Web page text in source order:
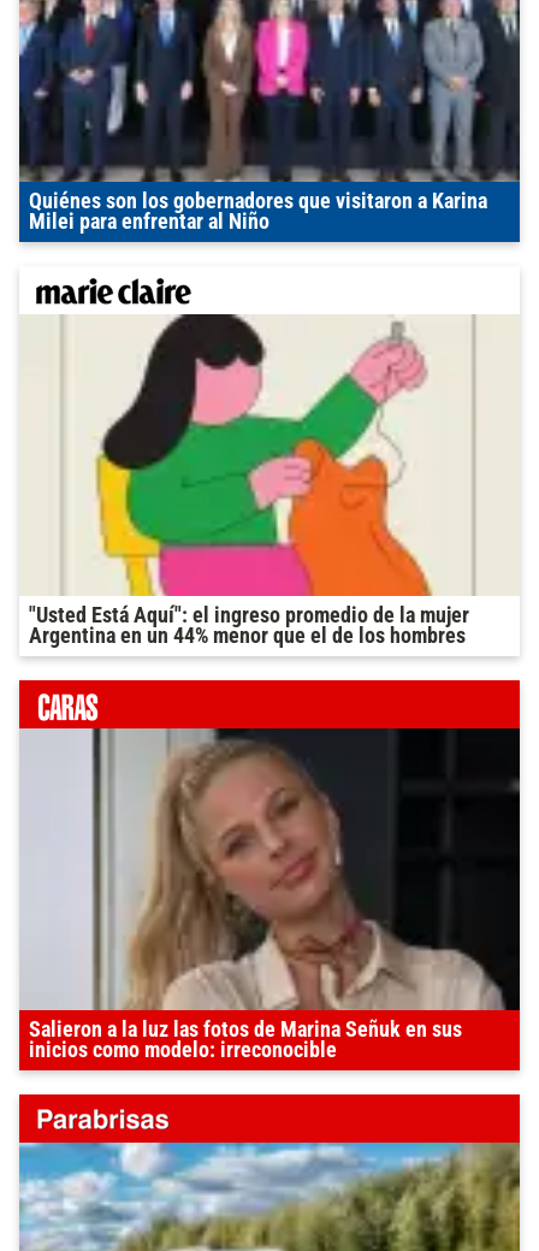
Quiénes son los gobernadores que visitaron a Karina
Milei para enfrentar al Niño
"Usted Está Aquí": el ingreso promedio de la mujer
Argentina en un 44% menor que el de los hombres
Salieron a la luz las fotos de Marina Señuk en sus
inicios como modelo: irreconocible